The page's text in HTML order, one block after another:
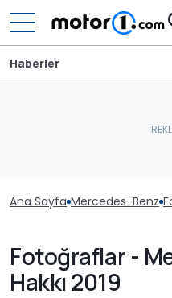
Haberler
Ana Sayfa Mercedes-Benz
Fotoğraflar -
Hakkı 2019